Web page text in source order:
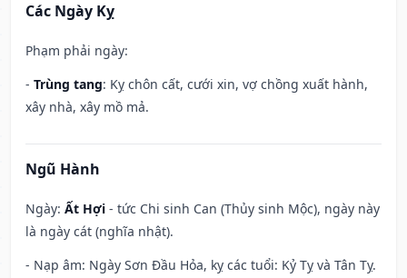
Các Ngày Kỵ
Phạm phải ngày:
- Trùng tang: Kỵ chôn cất, cưới xin, vợ chồng xuất hành,
xây nhà, xây mồ mả.
Ngũ Hành
Ngày: Ất Hợi - tức Chi sinh Can (Thủy sinh Mộc), ngày này
là ngày cát (nghĩa nhật).
- Nạp âm: Ngày Sơn Đầu Hỏa, kỵ các tuổi: Kỷ Tỵ và Tân Tỵ.